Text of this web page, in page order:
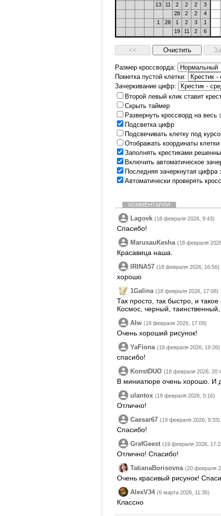
13
11 2 2 2
3
28
2 2
4
1
28 1 2 3
1
19
11 2 6
Размер кроссворда:
Пометка пустой клетки:
Зачеркивание цифр:
Второй левый клик ставит
Скрыть таймер
Развернуть кроссворд на
Подсветка цифр
Подсвечивать клетку под
Отображать координаты
Заполнять крестиками
Включить автоматическое
Последняя зачеркнутая цифра
Автоматически проверять
КОММЕНТАРИИ
Lagovk (18 февраля 2026, 9:43)
Спасибо!
MarusauKesha (18 февраля
Красавица наша.
IRINA57 (18 февраля 2026, 16:56)
хорошо
1Galina (18 февраля 2026, 17:08)
Так просто, так быстро, и
Космос, черный,
Alw (18 февраля 2026, 17:09)
Очень хороший рисунок!
YaFiona (18 февраля 2026, 19:26)
спасибо!
KonstDUO (18 февраля 2026,
В миниатюре очень хорошо. И
ulantox (19 февраля 2026, 0:16)
Отлично!
Caesar67 (19 февраля 2026, 9:33)
Спасибо!
GrafGeest (19 февраля 2026,
Отлично! Спасибо!
TatianaBorisovna (20 февраля
Очень красивый рисунок!
AlexV34 (6 марта 2026, 11:35)
Классно